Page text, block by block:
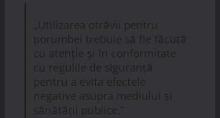
„Utilizarea otrăvii pentru
porumbei trebuie să fie făcută
cu atenție și în conformitate
cu regulile de siguranță
pentru a evita efectele
negative asupra mediului și
sănătății publice.”